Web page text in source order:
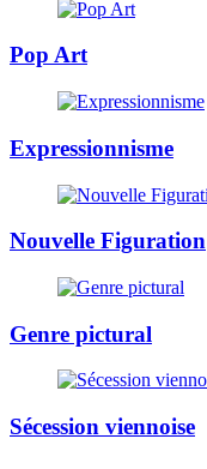
Pop Art
Expressionnisme
Nouvelle Figuration
Genre pictural
Sécession viennoise